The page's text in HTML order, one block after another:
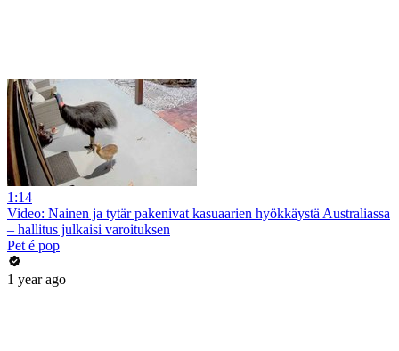
1:14
Video: Nainen ja tytär pakenivat kasuaarien hyökkäystä Australiassa
– hallitus julkaisi varoituksen
Pet é pop
1 year ago